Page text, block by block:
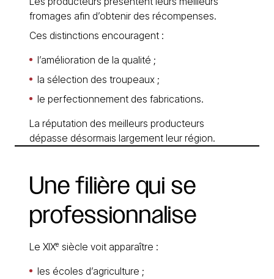
fromages afin d’obtenir des récompenses.
Ces distinctions encouragent :
l’amélioration de la qualité ;
la sélection des troupeaux ;
le perfectionnement des fabrications.
La réputation des meilleurs producteurs
dépasse désormais largement leur région.
Une filière qui se
professionnalise
Le XIXᵉ siècle voit apparaître :
les écoles d’agriculture ;